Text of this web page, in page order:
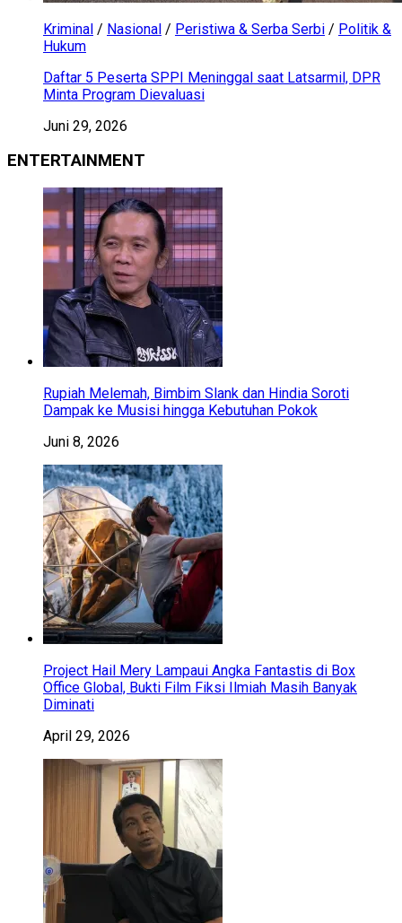
Kriminal / Nasional / Peristiwa & Serba Serbi / Politik &
Hukum
Daftar 5 Peserta SPPI Meninggal saat Latsarmil, DPR
Minta Program Dievaluasi
Juni 29, 2026
ENTERTAINMENT
Rupiah Melemah, Bimbim Slank dan Hindia Soroti
Dampak ke Musisi hingga Kebutuhan Pokok
Juni 8, 2026
Project Hail Mery Lampaui Angka Fantastis di Box
Office Global, Bukti Film Fiksi Ilmiah Masih Banyak
Diminati
April 29, 2026